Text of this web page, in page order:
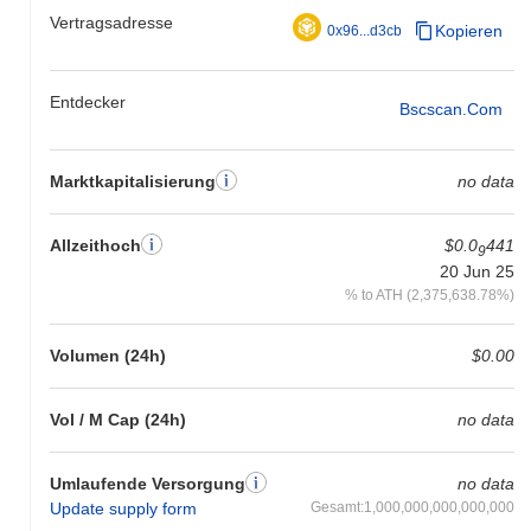
Vertragsadresse 0x96...d3cb Kopieren
Entdecker Bscscan.com
Marktkapitalisierung no data
Allzeithoch $0.09441
20 Jun 25
% to ATH (2,375,638.78%)
Volumen (24h) $0.00
Vol / M Cap (24h) no data
Umlaufende Versorgung
Update supply form
no data
Gesamt:1,000,000,000,000,000